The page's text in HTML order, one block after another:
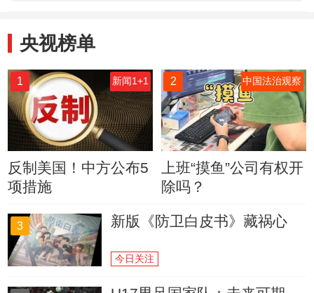
央视榜单
1 新闻1+1
反制美国！中方公布5
项措施
2 中国法治观察
上班“摸鱼”公司有权开
除吗？
3 新版《防卫白皮书》藏祸心
今日关注